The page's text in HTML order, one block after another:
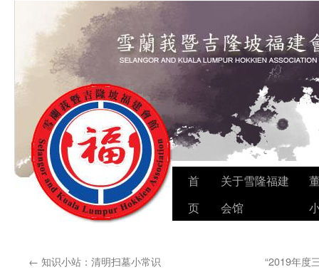
Skip
首
页
关于雪隆福建
会馆
← 知识小站：清明扫墓小常识 “2019年度